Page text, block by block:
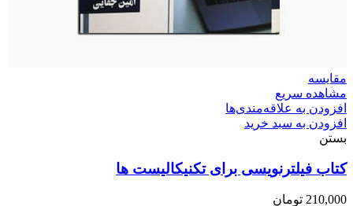
مقایسه
مشاهده سریع
افزودن به علاقه‌مندی‌ها
افزودن به سبد خرید
بستن
کتاب فیلترنویسی برای تکنیکالیست ها
210,000 تومان